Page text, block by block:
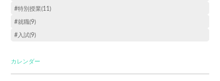
#特別授業(11)
#就職(9)
#入試(9)
カレンダー